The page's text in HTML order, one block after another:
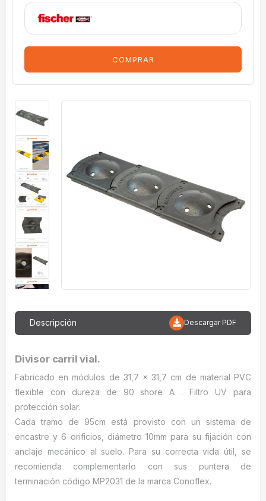
COMPRAR
Descripción Descargar PDF
Divisor carril vial.
Fabricado en módulos de 31,7 x 31,7 cm de material PVC
flexible con dureza de 90 shore A . Filtro UV para
protección solar.
Cada tramo de 95cm está provisto con un sistema de
encastre y 6 orificios, diámetro 10mm para su fijación con
anclaje mecánico al suelo. Para su correcta vida útil, se
recomienda complementarlo con sus puntera de
terminación código MP2031 de la marca Conoflex.